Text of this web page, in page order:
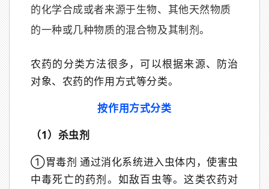
的化学合成或者来源于生物、其他天然物质
的一种或几种物质的混合物及其制剂。
农药的分类方法很多，可以根据来源、防治
对象、农药的作用方式等分类。
按作用方式分类
（1）杀虫剂
①胃毒剂 通过消化系统进入虫体内，使害虫
中毒死亡的药剂。如敌百虫等。这类农药对